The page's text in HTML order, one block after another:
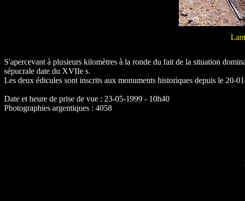
S'apercevant à plusieurs kilomètres à la ronde du fait de la situation
sépucrale date du XVIIe s.
Les deux édicules sont inscrits aux monuments historiques depuis le 20-
Date et heure de prise de vue : 23-05-1999 - 10h40
Photographies argentiques : 4058